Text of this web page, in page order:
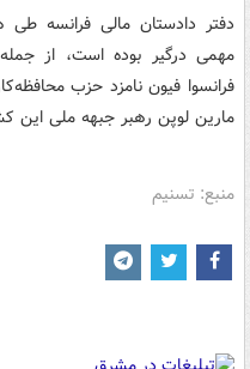
دفتر دادستان مالی فرانسه
مهمی درگیر بوده است، از
فرانسوا فیون نامزد حزب
مارین لوپن رهبر جبهه ملی این
منبع: تسنیم